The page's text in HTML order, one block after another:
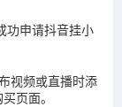
功申请抖音挂小
视频或直播时添
页面。